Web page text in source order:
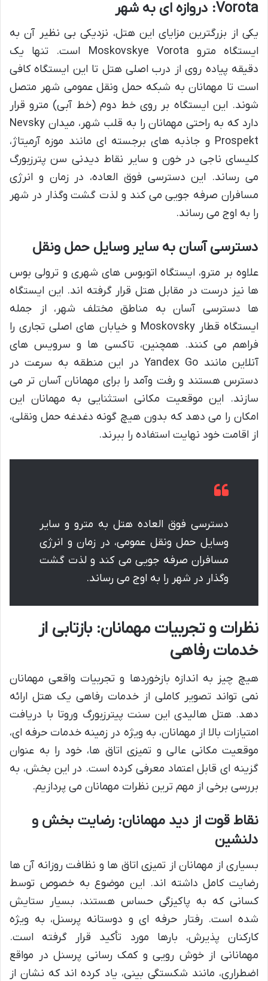
Vorota: دروازه ای به شهر
یکی از بزرگترین مزایای این هتل، نزدیکی بی نظیر آن به
ایستگاه مترو Moskovskye Vorota است. تنها یک
دقیقه پیاده روی از درب اصلی هتل تا این ایستگاه کافی
است تا مهمانان به شبکه حمل ونقل عمومی شهر متصل
شوند. این ایستگاه بر روی خط دوم (خط آبی) مترو قرار
دارد که به راحتی مهمانان را به قلب شهر، میدان Nevsky
Prospekt و جاذبه های برجسته ای مانند موزه آرمیتاژ،
کلیسای ناجی در خون و سایر نقاط دیدنی سن پترزبورگ
می رساند. این دسترسی فوق العاده، در زمان و انرژی
مسافران صرفه جویی می کند و لذت گشت وگذار در شهر
را به اوج می رساند.
دسترسی آسان به سایر وسایل حمل ونقل
علاوه بر مترو، ایستگاه اتوبوس های شهری و ترولی بوس
ها نیز درست در مقابل هتل قرار گرفته اند. این ایستگاه
ها دسترسی آسان به مناطق مختلف شهر، از جمله
ایستگاه قطار Moskovsky و خیابان های اصلی تجاری را
فراهم می کنند. همچنین، تاکسی ها و سرویس های
آنلاین مانند Yandex Go در این منطقه به سرعت در
دسترس هستند و رفت وآمد را برای مهمانان آسان تر می
سازند. این موقعیت مکانی استثنایی به مهمانان این
امکان را می دهد که بدون هیچ گونه دغدغه حمل ونقلی،
از اقامت خود نهایت استفاده را ببرند.
دسترسی فوق العاده هتل به مترو و سایر
وسایل حمل ونقل عمومی، در زمان و انرژی
مسافران صرفه جویی می کند و لذت گشت
وگذار در شهر را به اوج می رساند.
نظرات و تجربیات مهمانان: بازتابی از
خدمات رفاهی
هیچ چیز به اندازه بازخوردها و تجربیات واقعی مهمانان
نمی تواند تصویر کاملی از خدمات رفاهی یک هتل ارائه
دهد. هتل هالیدی این سنت پیترزبورگ وروتا با دریافت
امتیازات بالا از مهمانان، به ویژه در زمینه خدمات حرفه ای،
موقعیت مکانی عالی و تمیزی اتاق ها، خود را به عنوان
گزینه ای قابل اعتماد معرفی کرده است. در این بخش، به
بررسی برخی از مهم ترین نظرات مهمانان می پردازیم.
نقاط قوت از دید مهمانان: رضایت بخش و
دلنشین
بسیاری از مهمانان از تمیزی اتاق ها و نظافت روزانه آن ها
رضایت کامل داشته اند. این موضوع به خصوص توسط
کسانی که به پاکیزگی حساس هستند، بسیار ستایش
شده است. رفتار حرفه ای و دوستانه پرسنل، به ویژه
کارکنان پذیرش، بارها مورد تأکید قرار گرفته است.
مهمانانی از خوش رویی و کمک رسانی پرسنل در مواقع
اضطراری، مانند شکستگی بینی، یاد کرده اند که نشان از